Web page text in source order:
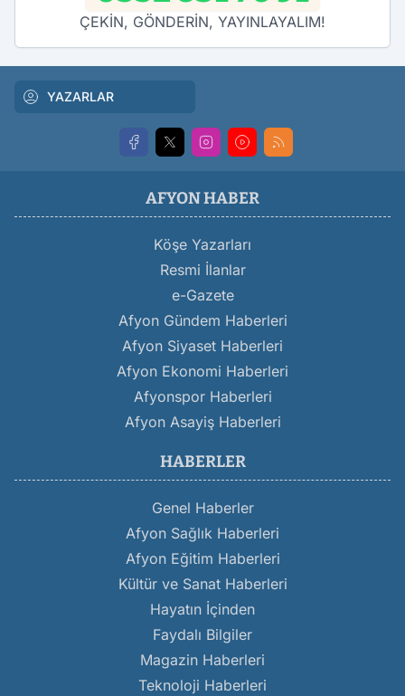
ÇEKİN, GÖNDERİN, YAYINLAYALIM!
YAZARLAR
AFYON HABER
Köşe Yazarları
Resmi İlanlar
e-Gazete
Afyon Gündem Haberleri
Afyon Siyaset Haberleri
Afyon Ekonomi Haberleri
Afyonspor Haberleri
Afyon Asayiş Haberleri
HABERLER
Genel Haberler
Afyon Sağlık Haberleri
Afyon Eğitim Haberleri
Kültür ve Sanat Haberleri
Hayatın İçinden
Faydalı Bilgiler
Magazin Haberleri
Teknoloji Haberleri